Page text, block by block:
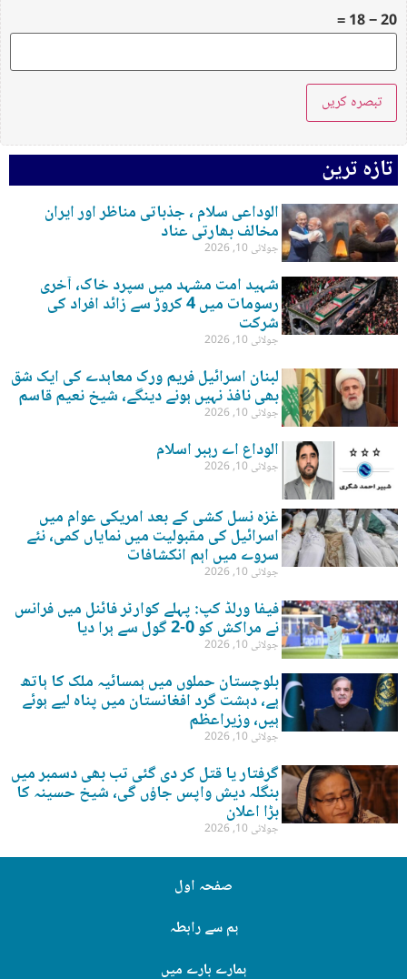
20 − 18 =
تازہ ترین
الوداعی سلام ، جذباتی مناظر اور ایران
مخالف بھارتی عناد
جولائی 10, 2026
شہید امت مشہد میں سپرد خاک، آخری
رسومات میں 4 کروڑ سے زائد افراد کی
شرکت
جولائی 10, 2026
لبنان اسرائیل فریم ورک معاہدے کی ایک شق
بھی نافذ نہیں ہونے دینگے، شیخ نعیم قاسم
جولائی 10, 2026
الوداع اے رہبر اسلام
جولائی 10, 2026
غزہ نسل کشی کے بعد امریکی عوام میں
اسرائیل کی مقبولیت میں نمایاں کمی، نئے
سروے میں اہم انکشافات
جولائی 10, 2026
فیفا ورلڈ کپ: پہلے کوارٹر فائنل میں فرانس
نے مراکش کو 0-2 گول سے ہرا دیا
جولائی 10, 2026
بلوچستان حملوں میں ہمسائیہ ملک کا ہاتھ
ہے، دہشت گرد افغانستان میں پناہ لیے ہوئے
ہیں، وزیراعظم
جولائی 10, 2026
گرفتار یا قتل کر دی گئی تب بھی دسمبر میں
بنگلہ دیش واپس جاؤں گی، شیخ حسینہ کا
بڑا اعلان
جولائی 10, 2026
صفحہ اول
ہم سے رابطہ
ہمارے بارے میں